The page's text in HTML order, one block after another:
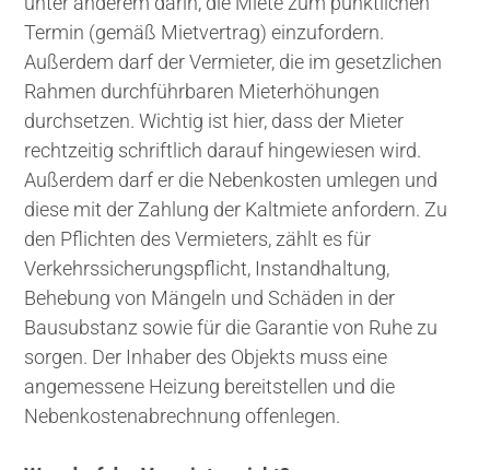
Termin (gemäß Mietvertrag) einzufordern.
Außerdem darf der Vermieter, die im gesetzlichen
Rahmen durchführbaren Mieterhöhungen
durchsetzen. Wichtig ist hier, dass der Mieter
rechtzeitig schriftlich darauf hingewiesen wird.
Außerdem darf er die Nebenkosten umlegen und
diese mit der Zahlung der Kaltmiete anfordern. Zu
den Pflichten des Vermieters, zählt es für
Verkehrssicherungspflicht, Instandhaltung,
Behebung von Mängeln und Schäden in der
Bausubstanz sowie für die Garantie von Ruhe zu
sorgen. Der Inhaber des Objekts muss eine
angemessene Heizung bereitstellen und die
Nebenkostenabrechnung offenlegen.